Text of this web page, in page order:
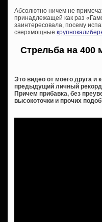
Абсолютно ничем не
принадлежащей как раз
заинтересовала, посему
сверхмощные
Стрельба на 400
Это видео от моего друга
предыдущий личный рекорд
Причем прибавка, без
высокоточки и прочих